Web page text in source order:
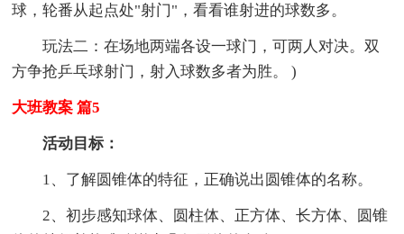
球，轮番从起点处"射门"，看看谁射进的球数多。
玩法二：在场地两端各设一球门，可两人对决。双
方争抢乒乓球射门，射入球数多者为胜。 )
大班教案 篇5
活动目标：
1、了解圆锥体的特征，正确说出圆锥体的名称。
2、初步感知球体、圆柱体、正方体、长方体、圆锥